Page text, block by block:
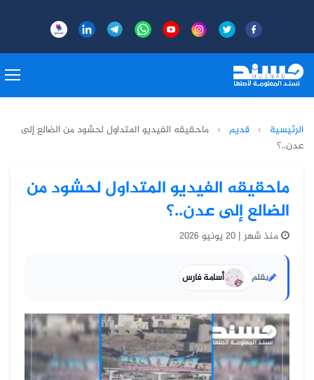
الرئيسية › قديم › ماحقيقه الفيديو المتداول لحشود من الضالع إلى
عدن..؟
ماحقيقه الفيديو المتداول لحشود من
الضالع إلى عدن..؟
منذ شهر | 20 يونيو 2026
بقلم أسامة فارس